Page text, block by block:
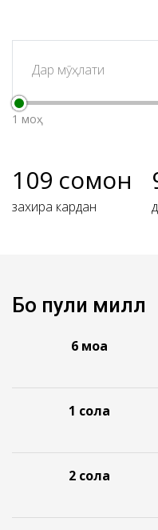
Дар мӯҳлати
1 моҳ
109 сомонӣ
захира кардан
Бо пули миллӣ
6 моҳа
1 сола
2 сола